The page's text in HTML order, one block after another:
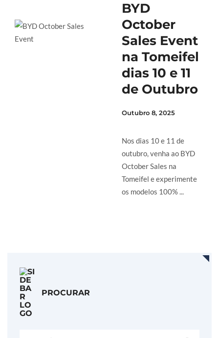
BYD
October
Sales Event
na Tomeifel
dias 10 e 11
de Outubro
Outubro 8, 2025
Nos dias 10 e 11 de
outubro, venha ao BYD
October Sales na
Tomeifel e experimente
os modelos 100% ...
PROCURAR